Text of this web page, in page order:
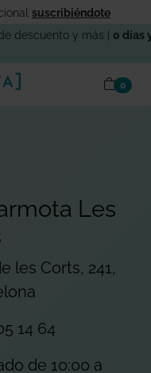
suscribiéndote
descuento y más | 0 días
0
Les
les Corts, 241,
14 64
de 10:00 a